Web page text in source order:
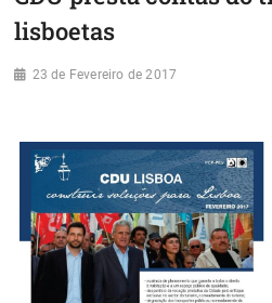
lisboetas
23 de Fevereiro de 2017